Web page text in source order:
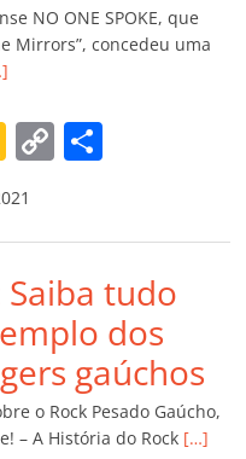
ss
ro
o
m
ar
NO ONE SPOKE, que
Mirrors”, concedeu uma
G
o
o
gl
e
Cl
a
ss
C
y
Li
n
k
p
ar
til
h
ar
Saiba tudo
dos
gaúchos
o Rock Pesado Gaúcho,
– A História do Rock […]